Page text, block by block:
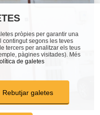
pròpies per garantir una
segons les teves
tercers per analitzar els teus
pàgines visitades). Més
de galetes
Rebutjar galetes